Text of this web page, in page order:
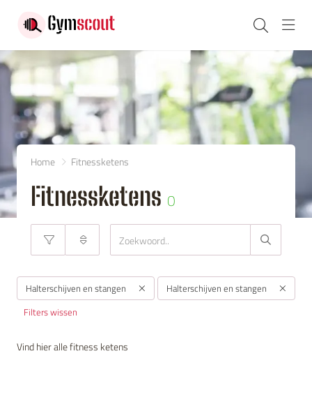
Home Fitnessketens
Fitnessketens 0
Halterschijven en stangen
Halterschijven en stangen
Filters wissen
Vind hier alle fitness ketens